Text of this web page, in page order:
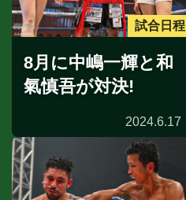
試合日程
8月に中嶋一輝と和
氣慎吾が対決!
2024.6.17